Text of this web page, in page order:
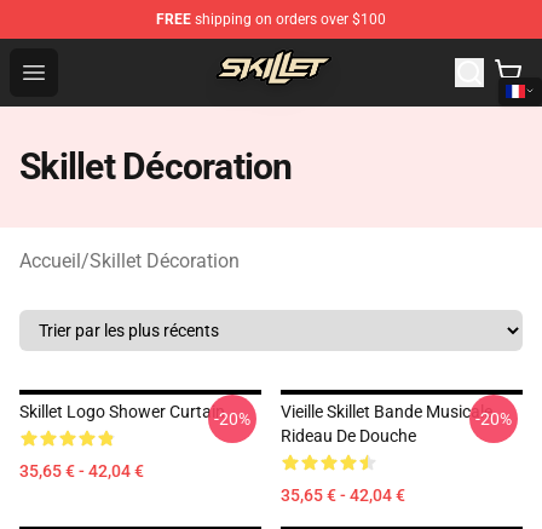
FREE shipping on orders over $100
Open menu
Skillet Shop - Official Skillet Merchandise Store
Skillet Décoration
Accueil/Skillet Décoration
Skillet Logo Shower Curtain
35,65 € - 42,04 €
-20%
Vieille Skillet Bande Musicale
Rideau De Douche
35,65 € - 42,04 €
-20%